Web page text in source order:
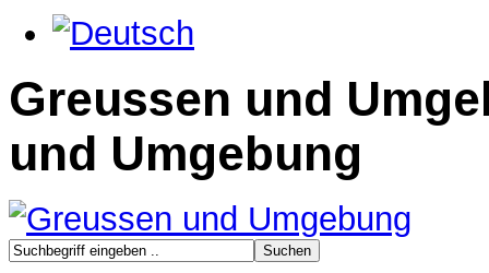
Greussen und
und Umgebung